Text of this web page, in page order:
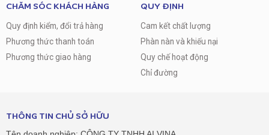
CHĂM SÓC KHÁCH HÀNG
Quy định kiểm, đổi trả hàng
Phương thức thanh toán
Phương thức giao hàng
QUY ĐỊNH
Cam kết chất lượng
Phàn nàn và khiếu nại
Quy chế hoạt động
Chỉ đường
THÔNG TIN CHỦ SỞ HỮU